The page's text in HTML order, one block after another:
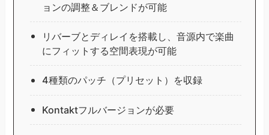
ョンの調整＆ブレンドが可能
リバーブとディレイを搭載し、音源内で楽曲
にフィットする空間表現が可能
4種類のパッチ（プリセット）を収録
Kontaktフルバージョンが必要